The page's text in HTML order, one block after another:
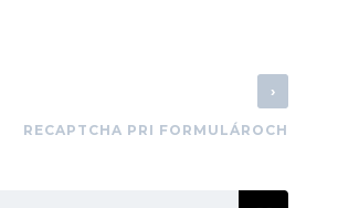
›
RECAPTCHA PRI FORMULÁROCH